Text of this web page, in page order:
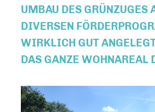
UMBAU DES GRÜNZUGES
DIVERSEN
WIRKLICH GUT
DAS GANZE WOHNAREAL